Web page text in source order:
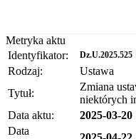
Metryka aktu
Identyfikator:
Dz.U.2025.525
Rodzaj:
Ustawa
Tytuł:
Zmiana
niektórych
Data aktu:
2025-03-20
Data